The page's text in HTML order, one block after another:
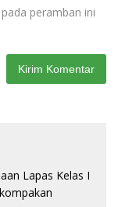
peramban ini